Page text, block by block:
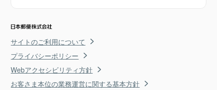
サイトのご利用について
プライバシーポリシー
Webアクセシビリティ方針
お客さま本位の業務運営に関する基本方針